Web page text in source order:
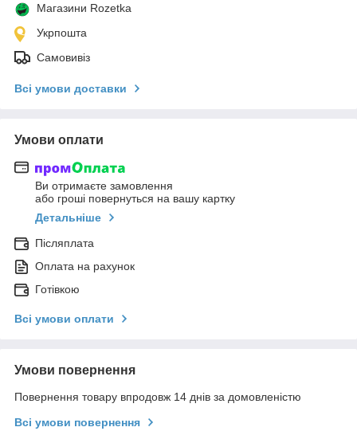
Магазини Rozetka
Укрпошта
Самовивіз
Всі умови доставки
Умови оплати
Ви отримаєте замовлення
або гроші повернуться на вашу картку
Детальніше
Післяплата
Оплата на рахунок
Готівкою
Всі умови оплати
Умови повернення
Повернення товару впродовж 14 днів за домовленістю
Всі умови повернення